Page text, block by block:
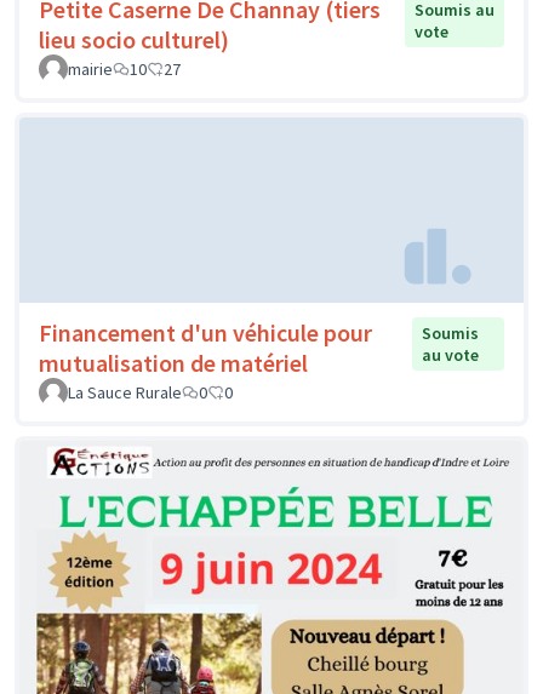
Petite Caserne De Channay (tiers
lieu socio culturel)
Soumis au
vote
mairie
10 27
Financement d'un véhicule pour
mutualisation de matériel
Soumis
au vote
La Sauce Rurale
0 0